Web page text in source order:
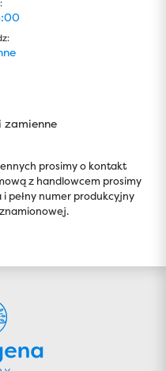
zamienne
prosimy o kontakt
z handlowcem prosimy
pełny numer produkcyjny